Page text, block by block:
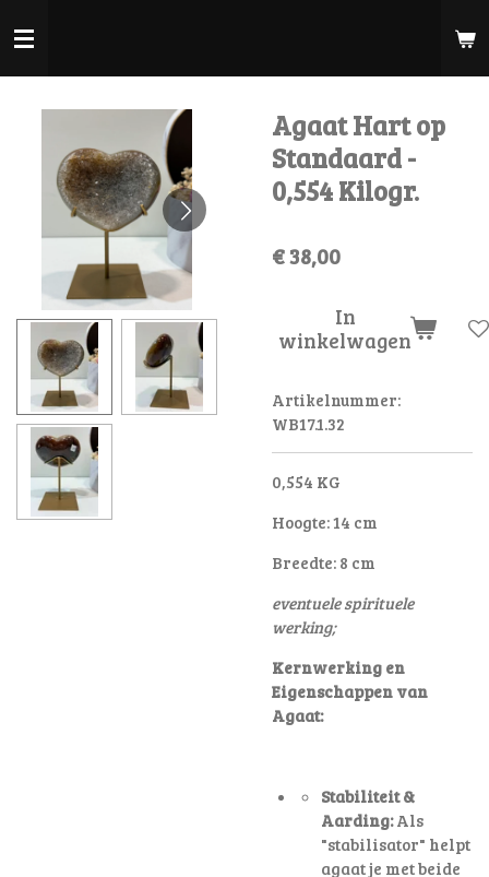
direct
Agaat Hart op
Standaard -
0,554 Kilogr.
€ 38,00
In
winkelwagen
Artikelnummer:
WB17.1.32
0,554 KG
Hoogte: 14 cm
Breedte: 8 cm
eventuele spirituele
werking;
Kernwerking en
Eigenschappen van
Agaat:
Stabiliteit &
Aarding:Als
"stabilisator" helpt
agaat je met beide